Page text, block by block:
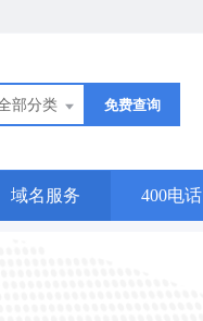
部分类 免费查询
域名服务 400电话